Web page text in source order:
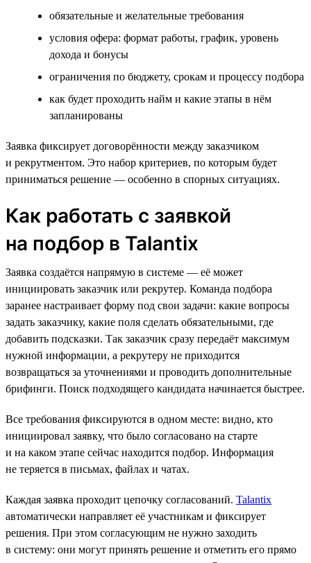
обязательные и желательные требования
условия офера: формат работы, график, уровень
дохода и бонусы
ограничения по бюджету, срокам и процессу подбора
как будет проходить найм и какие этапы в нём
запланированы
Заявка фиксирует договорённости между заказчиком
и рекрутментом. Это набор критериев, по которым будет
приниматься решение — особенно в спорных ситуациях.
Как работать с заявкой
на подбор в Talantix
Заявка создаётся напрямую в системе — её может
инициировать заказчик или рекрутер. Команда подбора
заранее настраивает форму под свои задачи: какие вопросы
задать заказчику, какие поля сделать обязательными, где
добавить подсказки. Так заказчик сразу передаёт максимум
нужной информации, а рекрутеру не приходится
возвращаться за уточнениями и проводить дополнительные
брифинги. Поиск подходящего кандидата начинается быстрее.
Все требования фиксируются в одном месте: видно, кто
инициировал заявку, что было согласовано на старте
и на каком этапе сейчас находится подбор. Информация
не теряется в письмах, файлах и чатах.
Каждая заявка проходит цепочку согласований. Talantix
автоматически направляет её участникам и фиксирует
решения. При этом согласующим не нужно заходить
в систему: они могут принять решение и отметить его прямо